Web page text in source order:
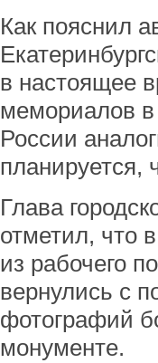
Как пояснил
в настоящее
мемориалов в
России
планируется,
Глава
отметил, что
из рабочего
вернулись с
фотографий
монументе.